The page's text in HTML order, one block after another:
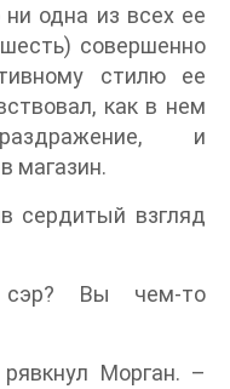
одна из всех ее
совершенно
стилю ее
как в нем
и
магазин.
сердитый взгляд
Вы чем-то
Морган. –